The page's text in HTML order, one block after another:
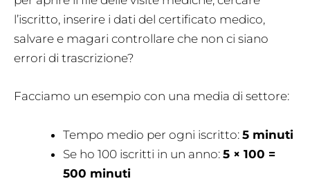
l’iscritto, inserire i dati del certificato medico,
salvare e magari controllare che non ci siano
errori di trascrizione?
Facciamo un esempio con una media di settore:
Tempo medio per ogni iscritto: 5 minuti
Se ho 100 iscritti in un anno: 5 × 100 =
500 minuti